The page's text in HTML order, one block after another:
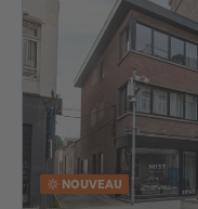
NOUVEAU